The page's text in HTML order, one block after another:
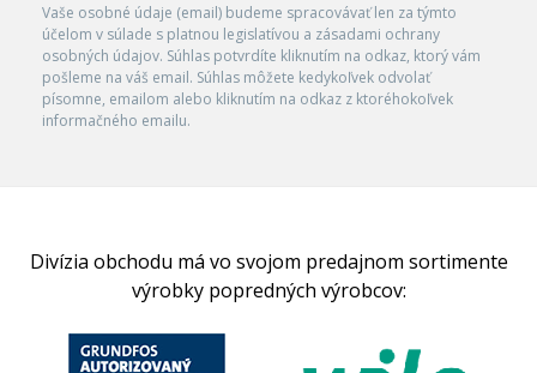
Vaše osobné údaje (email) budeme spracovávať len za týmto
účelom v súlade s platnou legislatívou a zásadami ochrany
osobných údajov. Súhlas potvrdíte kliknutím na odkaz, ktorý vám
pošleme na váš email. Súhlas môžete kedykoľvek odvolať
písomne, emailom alebo kliknutím na odkaz z ktoréhokoľvek
informačného emailu.
Divízia obchodu má vo svojom predajnom sortimente
výrobky popredných výrobcov: